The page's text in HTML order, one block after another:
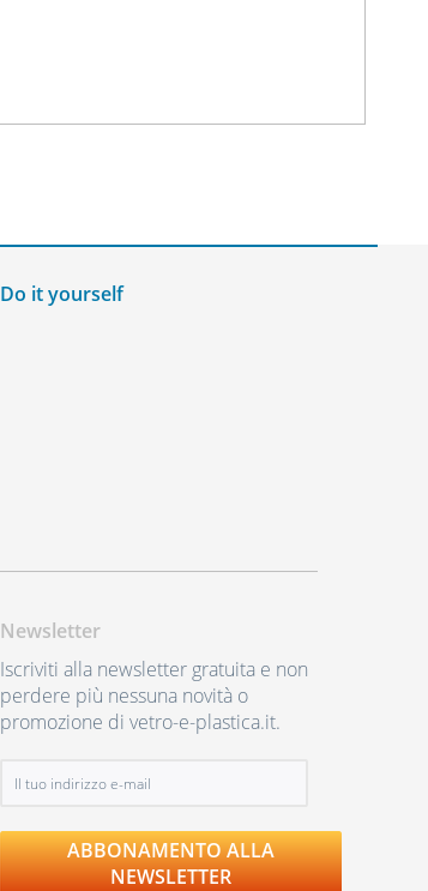
Do it yourself
Newsletter
Iscriviti alla newsletter gratuita e non
perdere più nessuna novità o
promozione di vetro-e-plastica.it.
ABBONAMENTO ALLA
NEWSLETTER